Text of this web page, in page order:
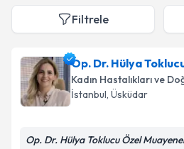
Filtrele
Op. Dr. Hülya
Kadın Hastalıkları ve
İstanbul, Üsküdar
Op. Dr. Hülya Toklucu Özel